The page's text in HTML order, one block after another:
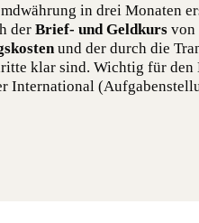
in drei Mona­ten
derBrief- und Geld­kurs von
und der durch die
klar sind. Wich­tig für
Inter­na­tio­nal